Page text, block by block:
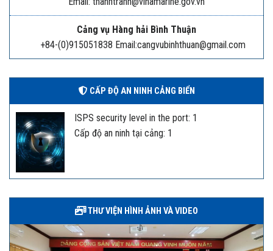
Cảng vụ Hàng hải Bình Thuận
+84-(0)915051838 Email:cangvubinhthuan@gmail.com
CẤP ĐỘ AN NINH CẢNG BIỂN
ISPS security level in the port: 1
Cấp độ an ninh tại cảng: 1
THƯ VIỆN HÌNH ẢNH VÀ VIDEO